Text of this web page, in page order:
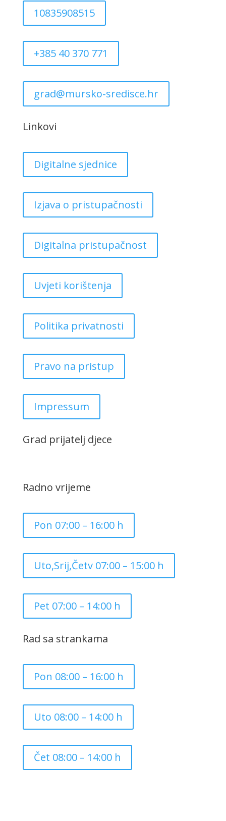
10835908515
+385 40 370 771
grad@mursko-sredisce.hr
Linkovi
Digitalne sjednice
Izjava o pristupačnosti
Digitalna pristupačnost
Uvjeti korištenja
Politika privatnosti
Pravo na pristup
Impressum
Grad prijatelj djece
Radno vrijeme
Pon 07:00 – 16:00 h
Uto,Srij,Četv 07:00 – 15:00 h
Pet 07:00 – 14:00 h
Rad sa strankama
Pon 08:00 – 16:00 h
Uto 08:00 – 14:00 h
Čet 08:00 – 14:00 h